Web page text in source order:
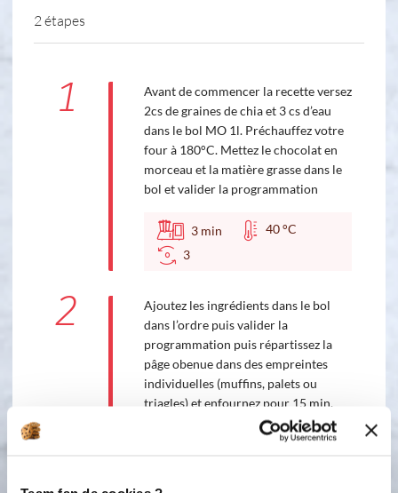
2 étapes
1
Avant de commencer la recette versez
2cs de graines de chia et 3 cs d’eau
dans le bol MO 1l. Préchauffez votre
four à 180°C. Mettez le chocolat en
morceau et la matière grasse dans le
bol et valider la programmation
3 min
40 °C
3
2
Ajoutez les ingrédients dans le bol
dans l’ordre puis valider la
programmation puis répartissez la
pâge obenue dans des empreintes
individuelles (muffins, palets ou
triagles) et enfournez pour 15 min.